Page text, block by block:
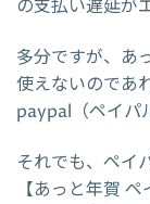
の支払い遅延が
多分ですが、あ
使えないのであ
paypal（ペイパ
それでも、ペイ
【あっと年賀